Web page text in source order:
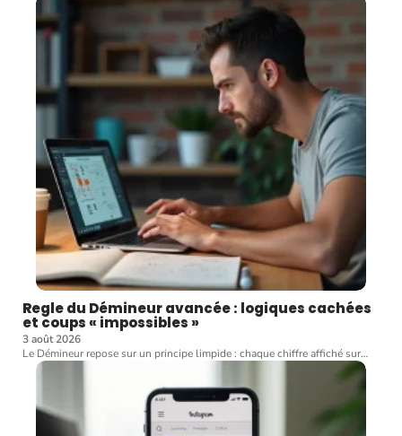
Regle du Démineur avancée : logiques cachées
et coups « impossibles »
3 août 2026
Le Démineur repose sur un principe limpide : chaque chiffre affiché sur…